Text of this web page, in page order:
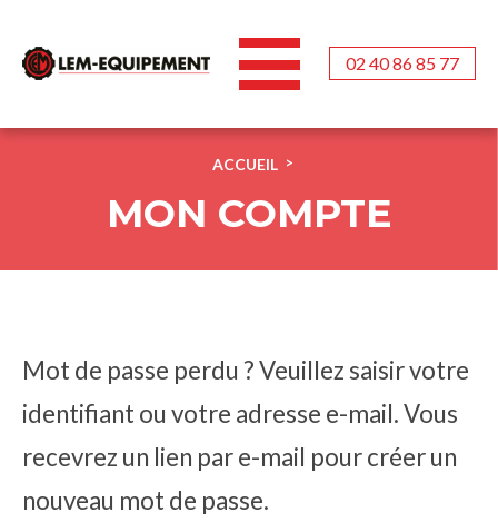
Aller
02 40 86 85 77
ACCUEIL >
MON COMPTE
Mot de passe perdu ? Veuillez saisir votre
identifiant ou votre adresse e-mail. Vous
recevrez un lien par e-mail pour créer un
nouveau mot de passe.